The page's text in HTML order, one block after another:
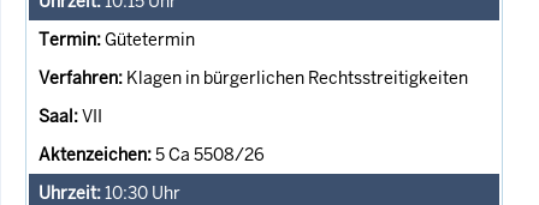
Gütetermin
Klagen in bürgerlichen Rechtsstreitigkeiten
VII
5 Ca 5508/26
10:30 Uhr